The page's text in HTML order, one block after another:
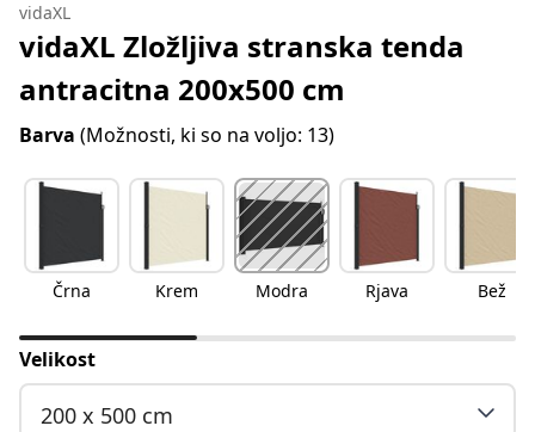
vidaXL
vidaXL Zložljiva stranska tenda
antracitna 200x500 cm
Barva (Možnosti, ki so na voljo: 13)
Črna Krem Modra Rjava Bež
Velikost
200 x 500 cm